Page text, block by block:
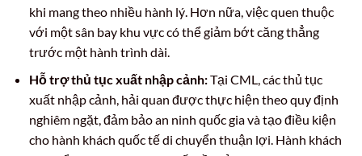
khi mang theo nhiều hành lý. Hơn nữa, việc quen thuộc
với một sân bay khu vực có thể giảm bớt căng thẳng
trước một hành trình dài.
Hỗ trợ thủ tục xuất nhập cảnh:Tại CML, các thủ tục
xuất nhập cảnh, hải quan được thực hiện theo quy định
nghiêm ngặt, đảm bảo an ninh quốc gia và tạo điều kiện
cho hành khách quốc tế di chuyển thuận lợi. Hành khách